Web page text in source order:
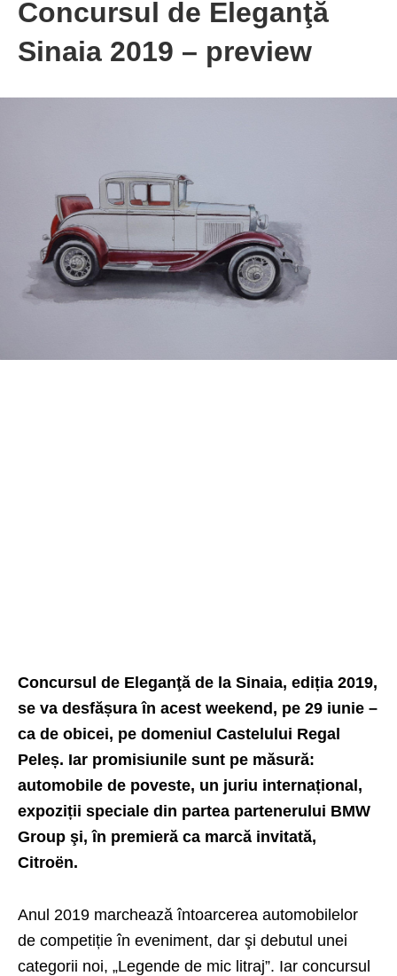
Concursul de Eleganţă
Sinaia 2019 – preview
Concursul de Eleganţă de la Sinaia, ediția 2019,
se va desfășura în acest weekend, pe 29 iunie –
ca de obicei, pe domeniul Castelului Regal
Peleș. Iar promisiunile sunt pe măsură:
automobile de poveste, un juriu internațional,
expoziții speciale din partea partenerului BMW
Group şi, în premieră ca marcă invitată,
Citroën.
Anul 2019 marchează întoarcerea automobilelor
de competiție în eveniment, dar şi debutul unei
categorii noi, „Legende de mic litraj”. Iar concursul